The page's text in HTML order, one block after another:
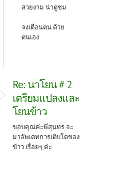
สวยงาม น่าดูชม
จงเตือนตน ด้วย
ตนเอง
Re: นาโยน # 2
เตรียมแปลงและ
โยนข้าว
ขอบคุณค่ะพี่สุนทร จะ
มาอัพเดทการเติบโตของ
ข้าว เรื่อยๆ ค่ะ